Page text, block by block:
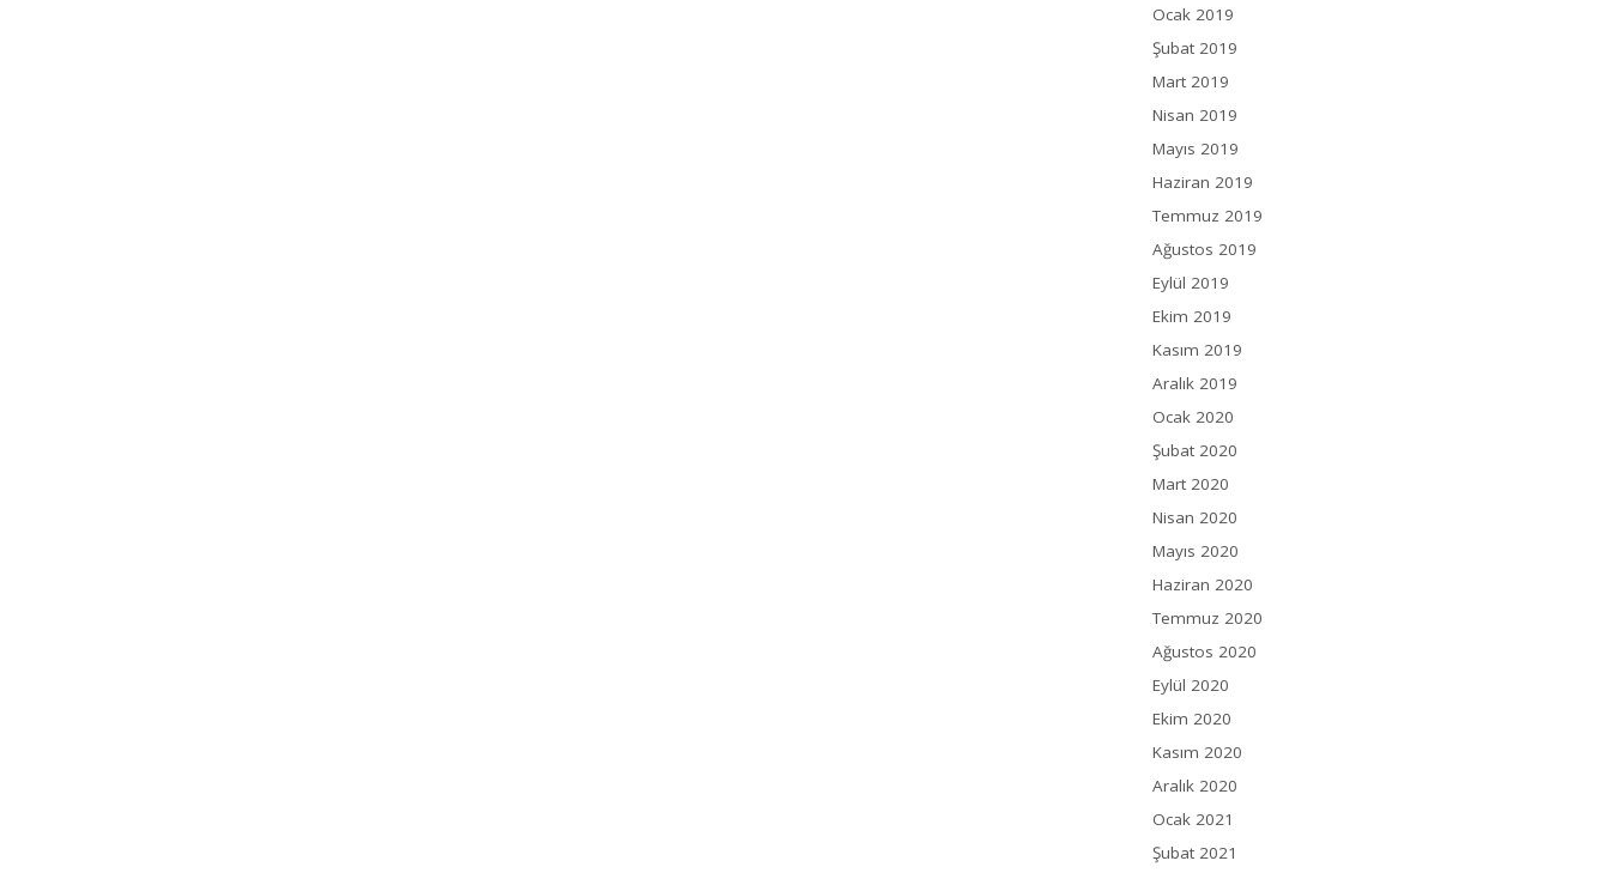
Ocak 2019
Şubat 2019
Mart 2019
Nisan 2019
Mayıs 2019
Haziran 2019
Temmuz 2019
Ağustos 2019
Eylül 2019
Ekim 2019
Kasım 2019
Aralık 2019
Ocak 2020
Şubat 2020
Mart 2020
Nisan 2020
Mayıs 2020
Haziran 2020
Temmuz 2020
Ağustos 2020
Eylül 2020
Ekim 2020
Kasım 2020
Aralık 2020
Ocak 2021
Şubat 2021